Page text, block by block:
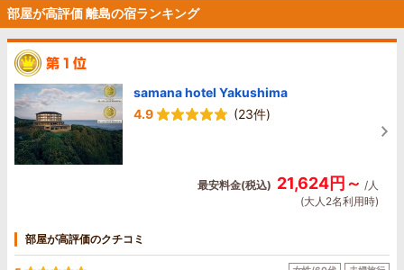
部屋が高評価 離島の宿ランキング
samana hotel Yakushima
4.9
(23件)
最安料金(税込) 21,624円～ /人
(大人2名利用時)
部屋が高評価のクチコミ